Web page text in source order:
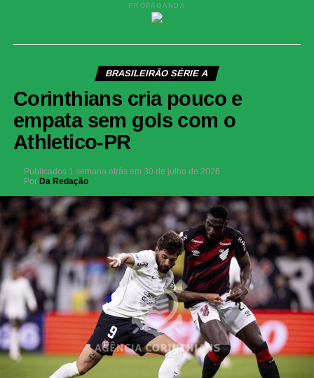
PROPAGANDA
BRASILEIRÃO SÉRIE A
Corinthians cria pouco e
empata sem gols com o
Athletico-PR
Publicados 1 semana atrás em 30 de julho de 2026
Por Da Redação